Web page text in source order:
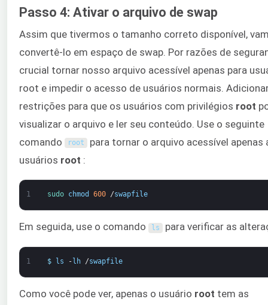
Passo 4: Ativar o arquivo de swap
Assim que tivermos o tamanho correto disponível,
convertê-lo em espaço de swap. Por razões de
crucial tornar nosso arquivo acessível apenas para
root e impedir o acesso de usuários normais.
restrições para que os usuários com privilégios root
visualizar o arquivo e ler seu conteúdo. Use o seguinte
comando
root para tornar o arquivo acessível apenas
usuários root :
1 sudo chmod 600 /swapfile
Em seguida, use o comando ls para verificar as
1 $ ls -lh /swapfile
Como você pode ver, apenas o usuário root tem as